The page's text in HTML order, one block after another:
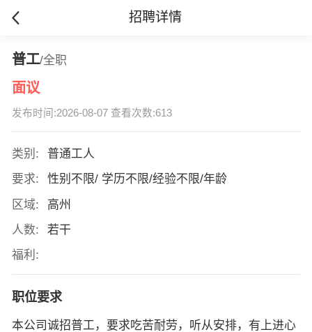
招聘详情
普工/全职
面议
发布时间:2026-08-07 查看次数:613
类别:
普通工人
要求:
性别不限/ 学历不限/经验不限/年龄
区域:
高州
人数:
若干
福利:
职位要求
本公司诚招普工，要求吃苦耐劳，听从安排，有上进心